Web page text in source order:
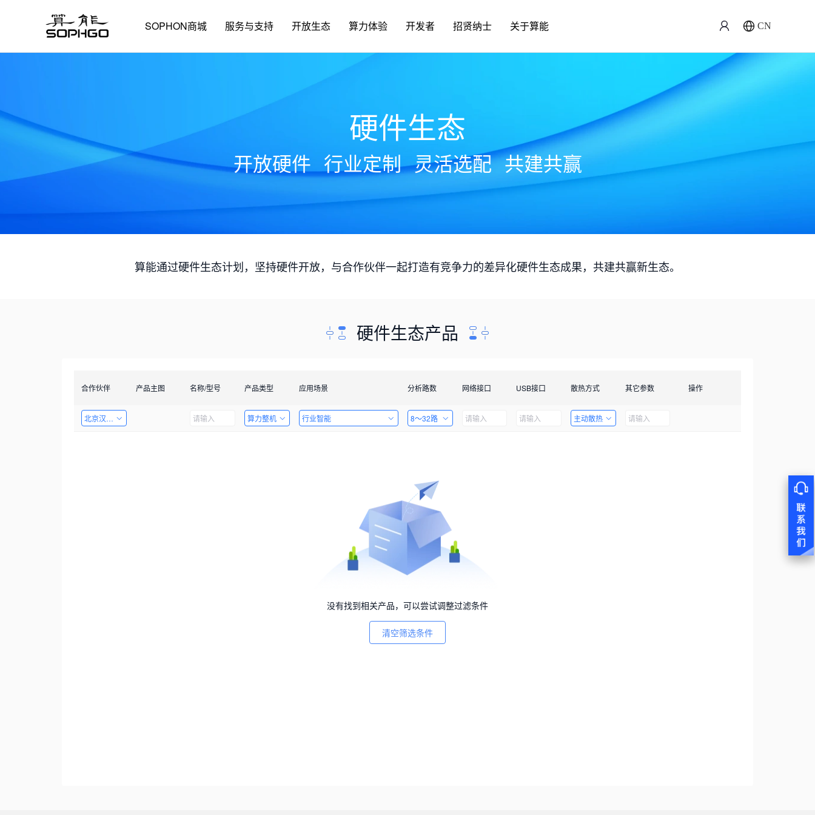
SOPHON商城 服务与支持 开放生态 算力体验 开发者 招贤纳士 关于算能 CN
硬件生态
开放硬件 行业定制 灵活选配 共建共赢
算能通过硬件生态计划，坚持硬件开放，与合作伙伴一起打造有竞争力的差异化硬件生态成果，共建共赢新生态。
硬件生态产品
合作伙伴 产品主图 名称/型号 产品类型 应用场景 分析路数 网络接口 USB接口 散热方式 其它参数 操作
北京汉智兴科技有限公司 算力整机 行业智能 8～32路 主动散热
没有找到相关产品，可以尝试调整过滤条件
清空筛选条件